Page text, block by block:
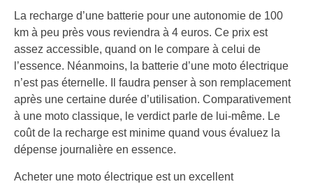
La recharge d’une batterie pour une autonomie de 100
km à peu près vous reviendra à 4 euros. Ce prix est
assez accessible, quand on le compare à celui de
l’essence. Néanmoins, la batterie d’une moto électrique
n’est pas éternelle. Il faudra penser à son remplacement
après une certaine durée d’utilisation. Comparativement
à une moto classique, le verdict parle de lui-même. Le
coût de la recharge est minime quand vous évaluez la
dépense journalière en essence.
Acheter une moto électrique est un excellent